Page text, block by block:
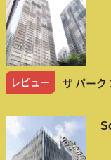
レビュー ザ パーク